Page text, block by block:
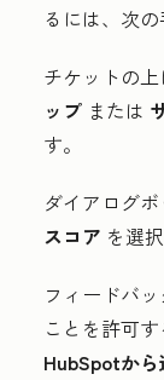
るには、次の
チケットの
ップ または
す。
ダイアログ
スコア を選
フィードバ
ことを許可
HubSpotか